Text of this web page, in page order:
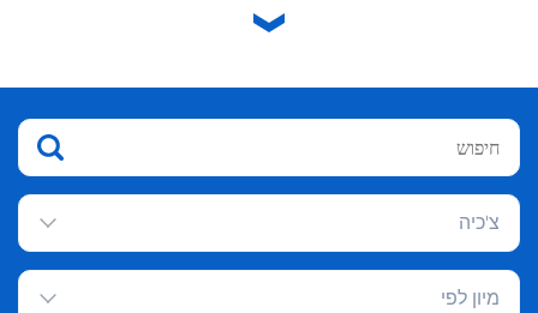
צ'כיה
מיון לפי